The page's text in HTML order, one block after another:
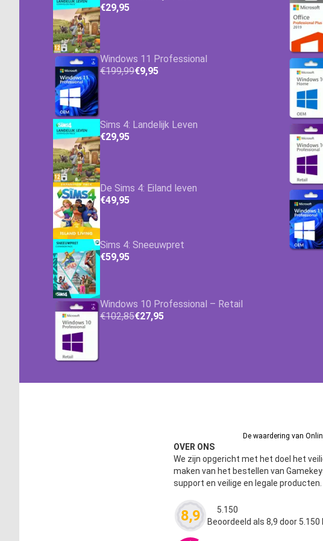
€29,95
Windows 11 Professional
€199,99€9,95
Sims 4: Landelijk Leven
€29,95
De Sims 4: Eiland leven
€49,95
Sims 4: Sneeuwpret
€59,95
Windows 10 Professional – Retail
€102,85€27,95
De waardering van
OVER ONS
We zijn opgericht met het doel het
maken van het bestellen van
support en veilige en legale producten.
8,9 Waardering
5.150
Beoordeeld als 8,9 door 5.150